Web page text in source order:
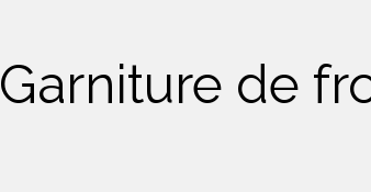
Garniture de